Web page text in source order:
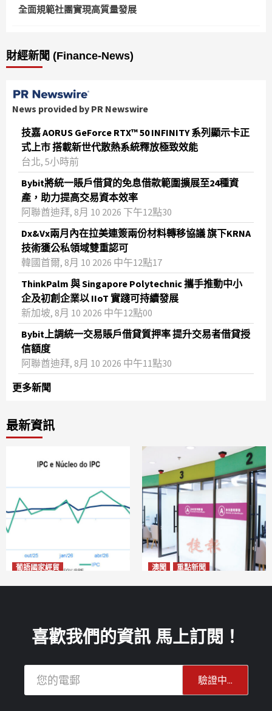
全面規範社團實現高質量發展
財經新聞 (Finance-News)
News provided by PR Newswire
技嘉 AORUS GeForce RTX™ 50 INFINITY 系列顯示卡正
式上市 搭載新世代散熱系統釋放極致效能
台北, 5小時前
Bybit將統一賬戶借貸的免息借款範圍擴展至24種資
產，助力提高交易資本效率
阿聯酋迪拜, 8月 10 2026 下午12點30
Dx&Vx兩月內在拉美連簽兩份材料轉移協議 旗下KRNA
技術獲公私領域雙重認可
韓國首爾, 8月 10 2026 中午12點17
ThinkPalm 與 Singapore Polytechnic 攜手推動中小
企及初創企業以 IIoT 實踐可持續發展
新加坡, 8月 10 2026 中午12點00
Bybit上調統一交易賬戶借貸質押率 提升交易者借貸授
信額度
阿聯酋迪拜, 8月 10 2026 中午11點30
更多新聞
最新資訊
葡語國家經貿 澳聞 重點新聞
2026-08-11
喜歡我們的資訊 馬上訂閱！